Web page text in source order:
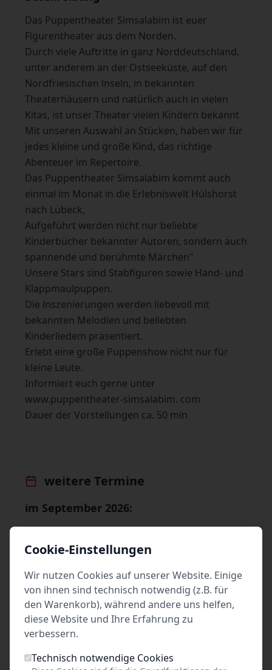
Das Puppentheater Simsalabim ist euer
Figurentheater aus dem Norden.
Durch viele Auftritte in ganz Norddeutschland,
unter anderem an der Ostseeküste, auf den
Nordfriesischen lnseln, in bekannten
Theaterhäusern und natürlich auch in vielen
Kitas, ist unser Theater vielen Kindern bekannt
Mit unseren Auswahl an Stücken, haben wir für
jedes kleine und große Kind, das richtige
Abenteuer im Repertoire.
Das Puppentheater Simsalabim kommt auch
einmal im Monat in die Erlebniswelt Hülshorst
nach Lübeck,
Aufgeführt werden nicht nur beliebte
Kinderbücher bekannter Autoren, sondern auch
spannende und berühmte Märchen"
Unsere Stars sind Stabfiguren sowie Hand- und
Klappmaulpuppen.
Die lnszenierungen werden liebevoll mit
bekannten Melodien und beliebten
Kinderliedem präsentiert.
Erlebt eine große Puppenshow nicht nur für
kleine Leute.
Informiert euch gerne unter
www.puppentheater-simsalabim. com
Dauer der Vorstellungen ca. 50 min
weitere Termine
im September 2026:
Erlebniswelt Hülshorst (Rittersaal)
Lübeck
im Oktober 2026:
Cookie-Einstellungen
Wir nutzen Cookies auf unserer Website. Einige
von ihnen sind technisch notwendig (z.B. für
den Warenkorb), während andere uns helfen,
diese Website und Ihre Erfahrung zu
verbessern.
Technisch notwendige Cookies